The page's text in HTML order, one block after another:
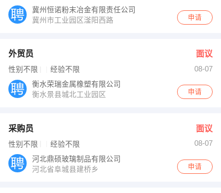
冀州恒诺粉末冶金有限责任公司
冀州市工业园区滏阳西路
申请
外贸员 面议
性别不限 经验不限
08-07
衡水荣瑞金属橡塑有限公司
衡水景县城北工业园区
申请
采购员 面议
性别不限 经验不限
08-07
河北鼎硕玻璃制品有限公司
河北省阜城县建桥乡
申请